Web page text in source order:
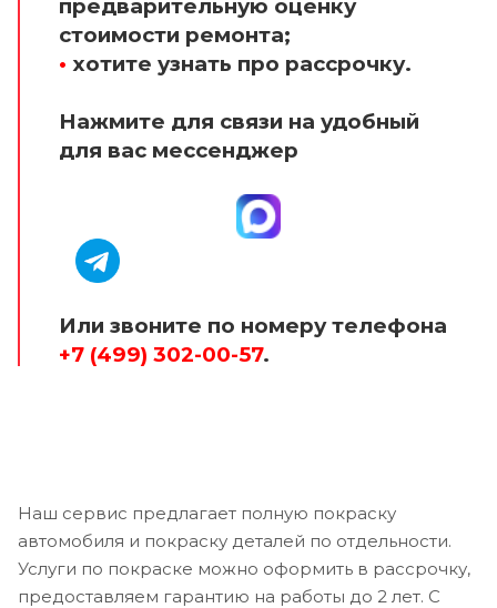
предварительную оценку
стоимости ремонта;
• хотите узнать про рассрочку.
Нажмите для связи на удобный
для вас мессенджер
Или звоните по номеру телефона
+7 (499) 302-00-57.
Наш сервис предлагает полную покраску
автомобиля и покраску деталей по отдельности.
Услуги по покраске можно оформить в рассрочку,
предоставляем гарантию на работы до 2 лет. С